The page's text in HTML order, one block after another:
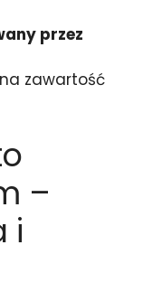
przez
zawartość
–
i